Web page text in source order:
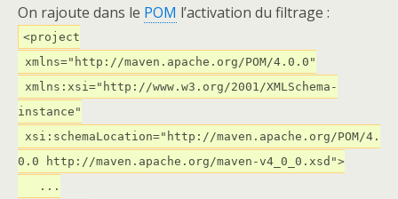
On rajoute dans le POM l’activation du filtrage :
<project
xmlns="http://maven.apache.org/POM/4.0.0"
xmlns:xsi="http://www.w3.org/2001/XMLSchema-
instance"
xsi:schemaLocation="http://maven.apache.org/POM/4.
0.0 http://maven.apache.org/maven-v4_0_0.xsd">
...